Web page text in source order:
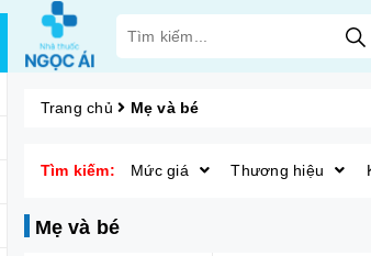
Trang chủ Mẹ và bé
Tìm kiếm: Mức giá Thương hiệu
Mẹ và bé